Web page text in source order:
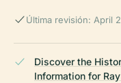
Última revisión: April
Discover the
Information for